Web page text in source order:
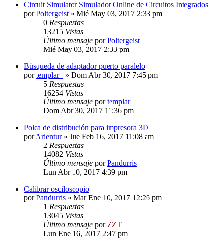
Circuit Simulator Simulador Online de Circuitos Integrados
porPoltergeist » Mié May 03, 2017 2:33 pm
0 Respuestas
13215 Vistas
Último mensaje porPoltergeist
Mié May 03, 2017 2:33 pm
Bùsqueda de adaptador puerto paralelo
portemplar_ » Dom Abr 30, 2017 7:45 pm
5 Respuestas
16254 Vistas
Último mensaje portemplar_
Dom Abr 30, 2017 11:36 pm
Polea de distribución para impresora 3D
porArientur» Jue Feb 16, 2017 11:08 am
2 Respuestas
14082 Vistas
Último mensaje porPandurris
Lun Abr 10, 2017 4:39 pm
Calibrar osciloscopio
porPandurris » Mar Ene 10, 2017 12:26 pm
1 Respuestas
13045 Vistas
Último mensaje por ZZT
Lun Ene 16, 2017 2:47 pm